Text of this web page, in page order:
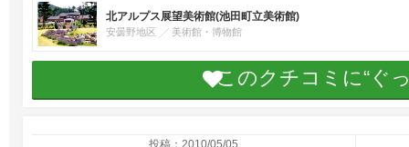
北アルプス展望美術館(池田町立美術館)
安曇野地区 美術館・博物館
このクチコミに“ぐ